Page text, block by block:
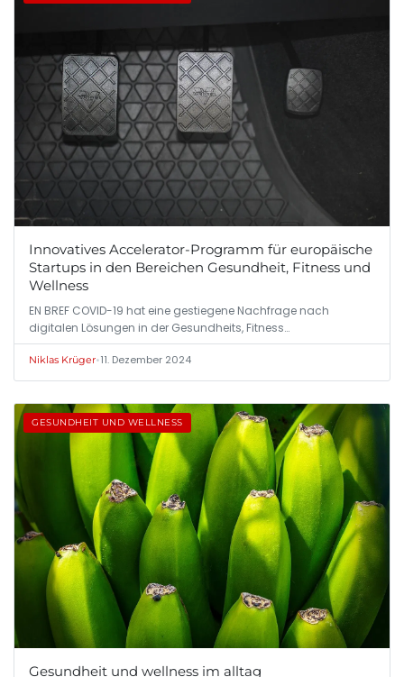
Innovatives Accelerator-Programm für europäische
Startups in den Bereichen Gesundheit, Fitness und
Wellness
EN BREF COVID-19 hat eine gestiegene Nachfrage nach
digitalen Lösungen in der Gesundheits, Fitness…
Niklas Krüger•11. Dezember 2024
GESUNDHEIT UND WELLNESS
Gesundheit und wellness im alltag